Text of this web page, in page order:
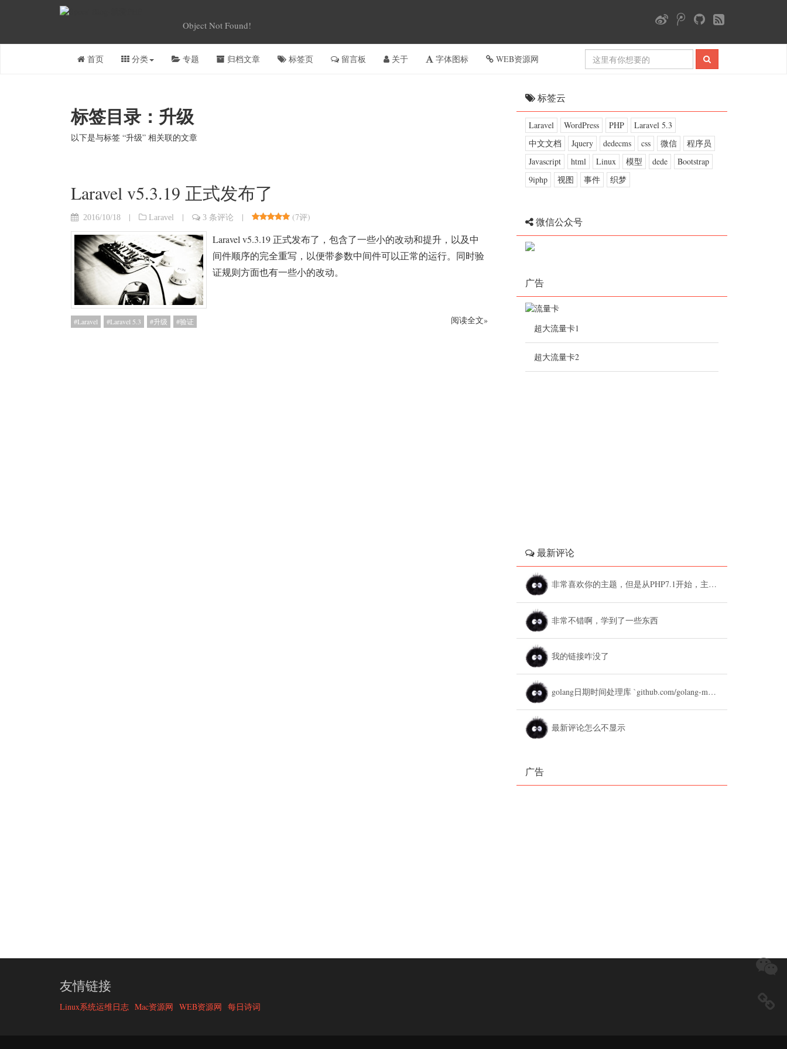
Object Not Found!
首页 分类 专题 归档文章 标签页 留言板 关于 字体图标 WEB资源网
标签目录：升级
以下是与标签 “升级” 相关联的文章
Laravel v5.3.19 正式发布了
2016/10/18 | Laravel | 3 条评论 | (7评)
Laravel v5.3.19 正式发布了，包含了一些小的改动和提升，以及中
间件顺序的完全重写，以便带参数中间件可以正常的运行。同时验
证规则方面也有一些小的改动。
Laravel Laravel 5.3 升级 验证 阅读全文»
标签云
Laravel WordPress PHP
Laravel 5.3
中文文档
Jquery dedecms css 微信
程序员
Javascript
html Linux 模型 dede
Bootstrap
9iphp
视图 事件 织梦
微信公众号
广告
超大流量卡1
超大流量卡2
最新评论
非常喜欢你的主题，但是从PHP7.1开始，主题设置中的列表广告和文章底部广告无法...
非常不错啊，学到了一些东西
我的链接咋没了
golang日期时间处理库 `github.com/golang-module/...
最新评论怎么不显示
广告
友情链接
Linux系统运维日志 Mac资源网 WEB资源网 每日诗词